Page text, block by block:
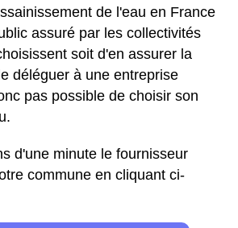
de l'eau en France
assuré par les collectivités
soit d'en assurer la
déléguer à une entreprise
pas possible de choisir son
d'une minute le fournisseur
commune en cliquant ci-